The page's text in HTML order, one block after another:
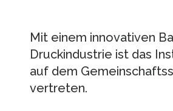
Mit einem innovativen
Druckindustrie ist das
auf dem
vertreten.